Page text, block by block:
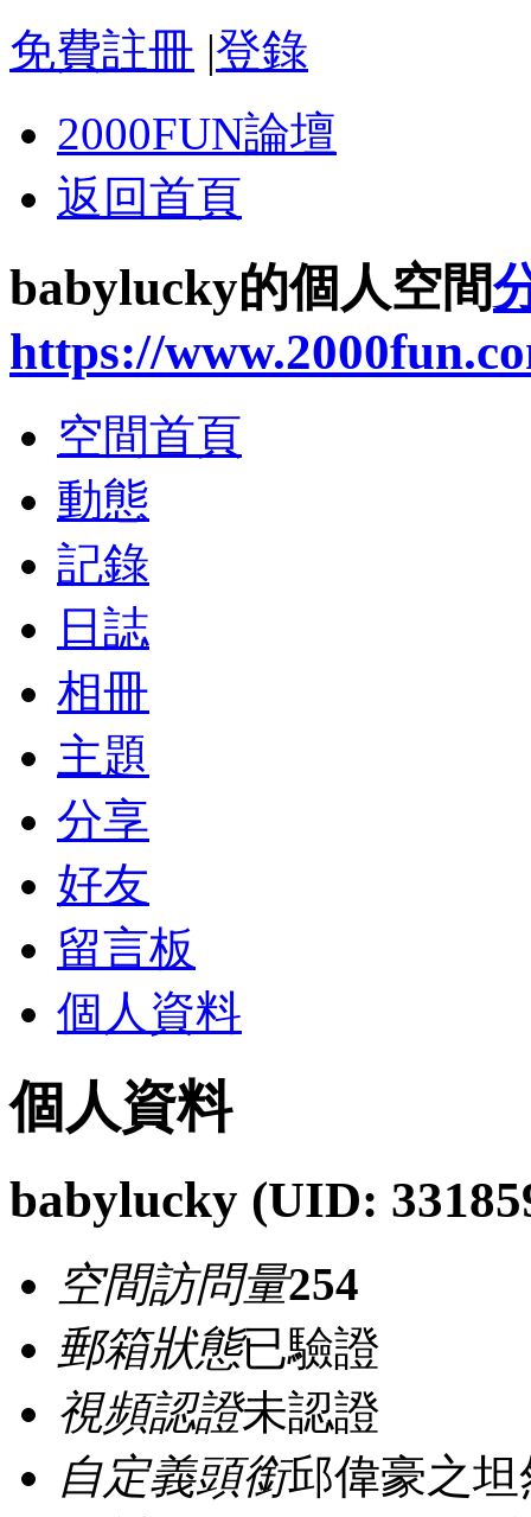
免費註冊 |登錄
2000FUN論壇
返回首頁
babylucky的個人空間
https://
空間首頁
動態
記錄
日誌
相冊
主題
分享
好友
留言板
個人資料
個人資料
babylucky (UID:
空間訪問量254
郵箱狀態已驗證
視頻認證未認證
自定義頭銜邱偉豪之